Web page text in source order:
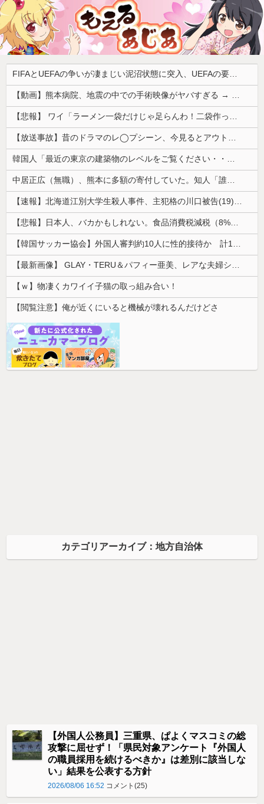
FIFAとUEFAの争いが凄まじい泥沼状態に突入、UEFAの要求を呑んだFIFAだったがUEFA側は強硬姿勢を崩さず……
【動画】熊本病院、地震の中での手術映像がヤバすぎる → 医療機器が飛び交う激震の中で患者を全身で庇う医師らの咄嗟の行動に世界中から絶賛の嵐
【悲報】 ワイ「ラーメン一袋だけじゃ足らんわ！二袋作ったろ！」→結果ｗｗｗ
【放送事故】昔のドラマのレ◯プシーン、今見るとアウトすぎる・・・
韓国人「最近の東京の建築物のレベルをご覧ください・・・」
中居正広（無職）、熊本に多額の寄付していた。知人「誰にも知られなくてもいい、と公表してない」
【速報】北海道江別大学生殺人事件、主犯格の川口被告(19)に無期懲役の判決
【悲報】日本人、バカかもしれない。食品消費税減税（8%→1%）に93.2%の国民が賛成してしまう
【韓国サッカー協会】外国人審判約10人に性的接待か 計1496回、約2億ウォン（約2200万円）
【最新画像】 GLAY・TERU＆パフィー亜美、レアな夫婦ショットを公開してしまう！
【ｗ】物凄くカワイイ子猫の取っ組み合い！
【閲覧注意】俺が近くにいると機械が壊れるんだけどさ
カテゴリアーカイブ：地方自治体
【外国人公務員】三重県、ぱよくマスコミの総
攻撃に屈せず！「県民対象アンケート『外国人
の職員採用を続けるべきか』は差別に該当しな
い」結果を公表する方針
2026/08/06 16:52 コメント(25)